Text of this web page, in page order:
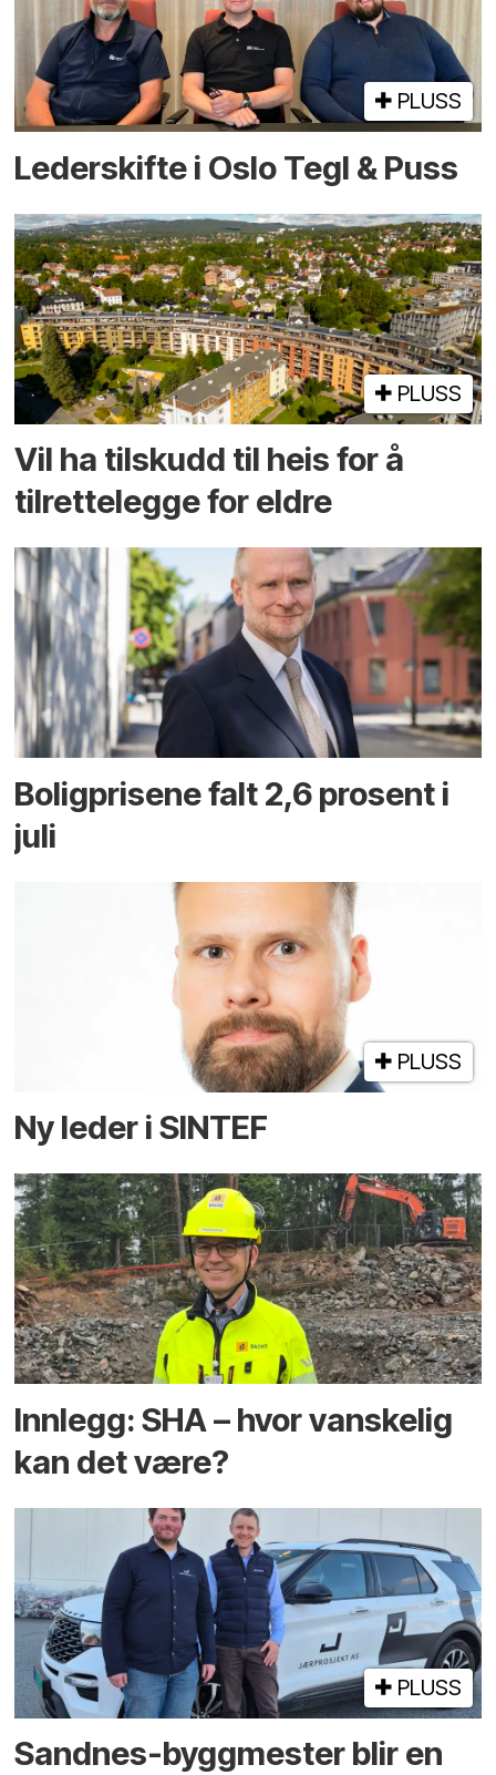
PLUSS
Lederskifte i Oslo Tegl & Puss
PLUSS
Vil ha tilskudd til heis for å
tilrettelegge for eldre
Boligprisene falt 2,6 prosent i
juli
PLUSS
Ny leder i SINTEF
Innlegg: SHA – hvor vanskelig
kan det være?
PLUSS
Sandnes-byggmester blir en